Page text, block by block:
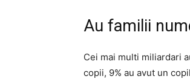
Au familii
Cei mai multi miliardari
copii, 9% au avut un